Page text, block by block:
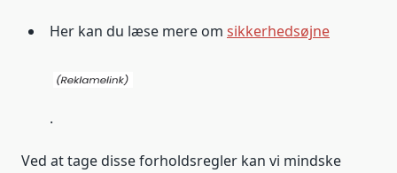
Her kan du læse mere om sikkerhedsøjne
.
Ved at tage disse forholdsregler kan vi mindske